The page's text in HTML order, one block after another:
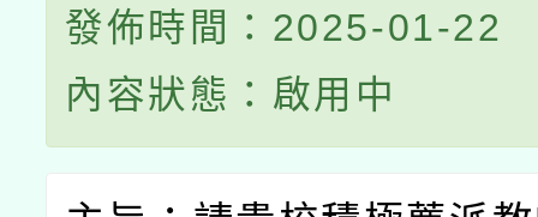
發佈時間：2025-01-22
內容狀態：啟用中